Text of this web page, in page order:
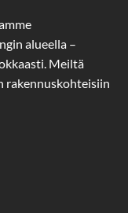
alueella –
Meiltä
rakennuskohteisiin